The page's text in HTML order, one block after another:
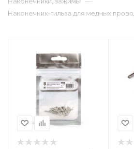
Наконечник-гильза для медных